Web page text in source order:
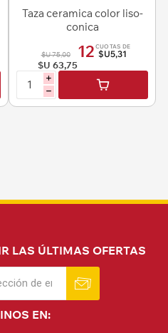
Taza ceramica color liso-
conica
$U 75,00
$U 63,75
12 CUOTAS DE
$U5,31
i
h
LAS ÚLTIMAS OFERTAS
EN: